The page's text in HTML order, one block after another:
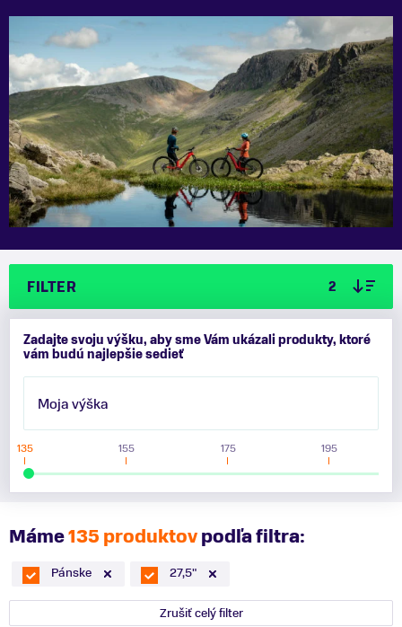
Zobraziť menej
FILTER 2
Zadajte svoju výšku, aby sme Vám ukázali produkty, ktoré
vám budú najlepšie sedieť
Moja výška
135 155 175 195
Máme135 produktovpodľa filtra:
Pánske 27,5"
Zrušiť celý filter